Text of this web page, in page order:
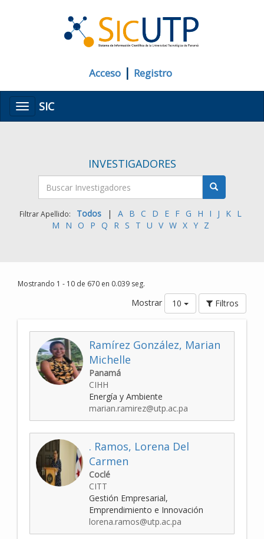
Acceso | Registro
MenúSIC
INVESTIGADORES
Filtrar Apellido: Todos | A B C D E F G H I J K L
M
N O P Q R S T U V W X Y Z
Mostrando 1 - 10 de 670 en 0.039 seg.
Mostrar 10 Filtros
Ramírez González, Marian
Michelle
Panamá
CIHH
Energía y Ambiente
marian.ramirez@utp.ac.pa
. Ramos, Lorena Del
Carmen
Coclé
CITT
Gestión Empresarial,
Emprendimiento e Innovación
lorena.ramos@utp.ac.pa